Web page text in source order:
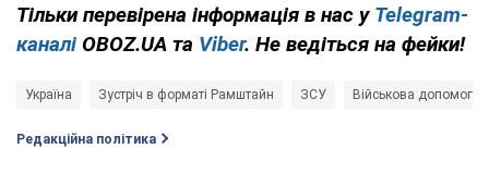
Тільки перевірена інформація в нас у Telegram-
каналі OBOZ.UA та Viber. Не ведіться на фейки!
Україна Зустріч в форматі Рамштайн ЗСУ Військова допомога
Редакційна політика